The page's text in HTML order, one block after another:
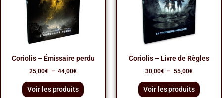
Coriolis – Émissaire perdu
25,00€ – 44,00€
Voir les produits
Coriolis – Livre de Règles
30,00€ – 55,00€
Voir les produits